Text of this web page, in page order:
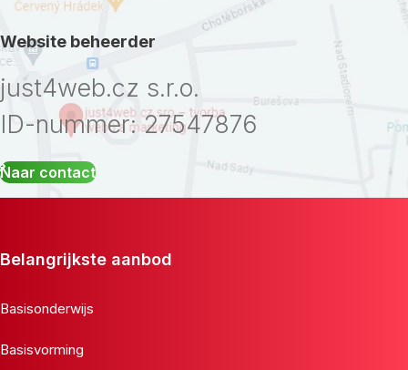
Website beheerder
just4web.cz s.r.o.
ID-nummer: 27547876
Naar contact
Belangrijkste aanbod
Basisonderwijs
Basisvorming